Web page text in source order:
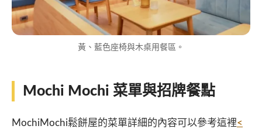
黃、藍色座椅與木桌用餐區。
Mochi Mochi 菜單與招牌餐點
MochiMochi鬆餅屋的菜單詳細的內容可以參考這裡<